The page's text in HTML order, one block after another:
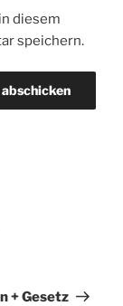
diesem
speichern.
+ Gesetz